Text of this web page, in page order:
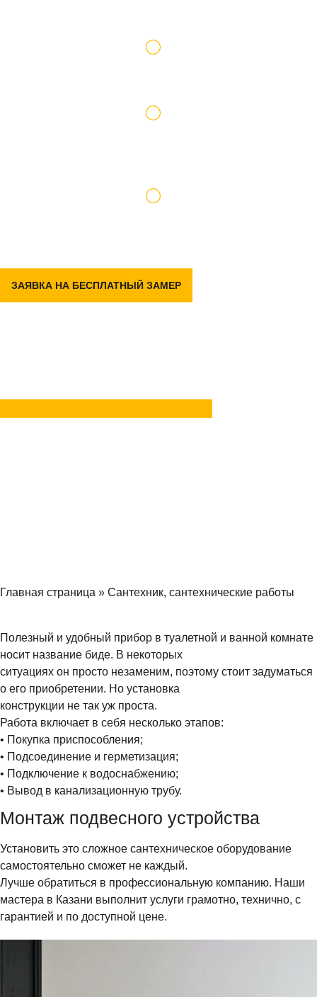
ЗАЯВКА НА БЕСПЛАТНЫЙ ЗАМЕР
Главная страница » Сантехник, сантехнические работы
Полезный и удобный прибор в туалетной и ванной комнате
носит название биде. В некоторых
ситуациях он просто незаменим, поэтому стоит задуматься
о его приобретении. Но установка
конструкции не так уж проста.
Работа включает в себя несколько этапов:
• Покупка приспособления;
• Подсоединение и герметизация;
• Подключение к водоснабжению;
• Вывод в канализационную трубу.
Монтаж подвесного устройства
Установить это сложное сантехническое оборудование
самостоятельно сможет не каждый.
Лучше обратиться в профессиональную компанию. Наши
мастера в Казани выполнит услуги грамотно, технично, с
гарантией и по доступной цене.